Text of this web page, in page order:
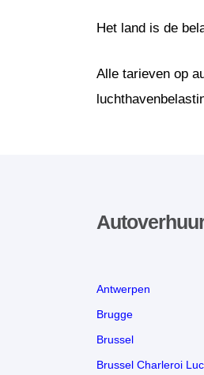
Het land is de
Alle tarieven op
Antwerpen
Brugge
Brussel
Brussel Charleroi